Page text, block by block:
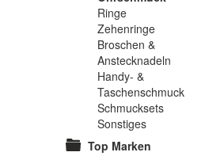
Ringe
Zehenringe
Broschen &
Anstecknadeln
Handy- &
Taschenschmuck
Schmucksets
Sonstiges
Top Marken